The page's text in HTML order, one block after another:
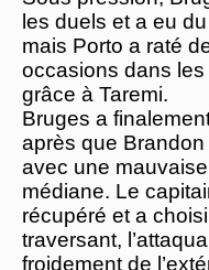
les duels et a eu
mais Porto a raté
occasions dans
grâce à Taremi.
Bruges a
après que
avec une
médiane. Le
récupéré et a
traversant,
froidement de